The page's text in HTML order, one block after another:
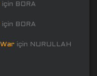
için BORA
için BORA
için NURULLAH